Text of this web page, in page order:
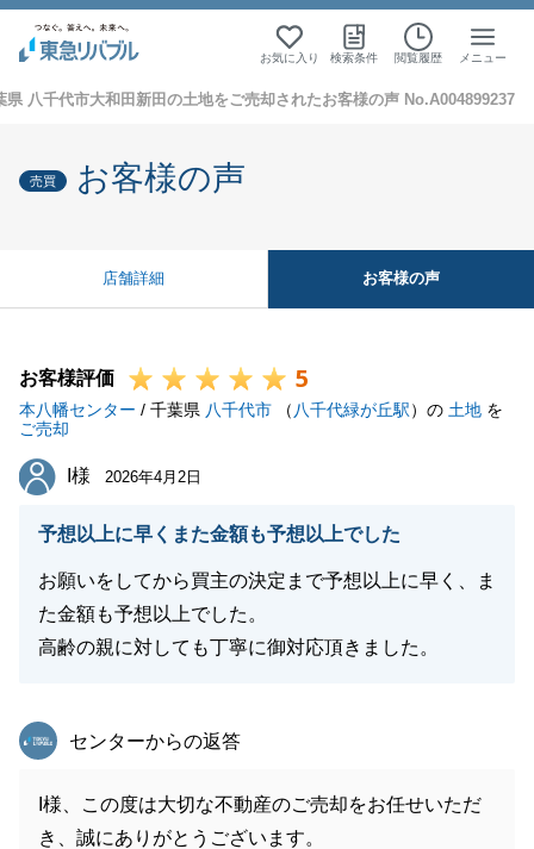
お気に入り 検索条件 閲覧履歴 メニュー
県 八千代市大和田新田の土地をご売却されたお客様の声 No.A004899237
売買 お客様の声
店舗詳細 お客様の声
お客様評価 5
本八幡センター / 千葉県 八千代市 （ 八千代緑が丘駅）の 土地 を
ご売却
I様
I様 2026年4月2日
予想以上に早くまた金額も予想以上でした
お願いをしてから買主の決定まで予想以上に早く、ま
た金額も予想以上でした。
高齢の親に対しても丁寧に御対応頂きました。
東急リバブル
センターからの返答
I様、この度は大切な不動産のご売却をお任せいただ
き、誠にありがとうございます。